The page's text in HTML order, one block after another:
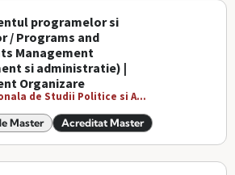
programelor si
/ Programs and
Management
si administratie) |
Organizare
de Studii Politice si A...
Master Acreditat Master